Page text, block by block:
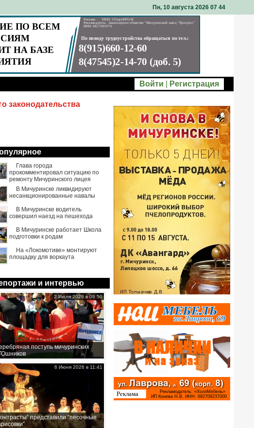
Пн, 10 августа 2026 07 44
Войти Регистрация
законодательства
Глава города
прокомментировал ситуацию по
ремонту Мичуринского лицея
В Мичуринске ликвидируют
несанкционированные навалы
В Мичуринске водитель
совершил наезд на пешехода
В Мичуринске работает Школа
подготовки к родам
На «Локомотиве» монтируют
площадку для воркаута
и интервью
поступь мичуринских
2 Июля 2026 в 08:50
представили “песочные
6 Июня 2026 в 11:41